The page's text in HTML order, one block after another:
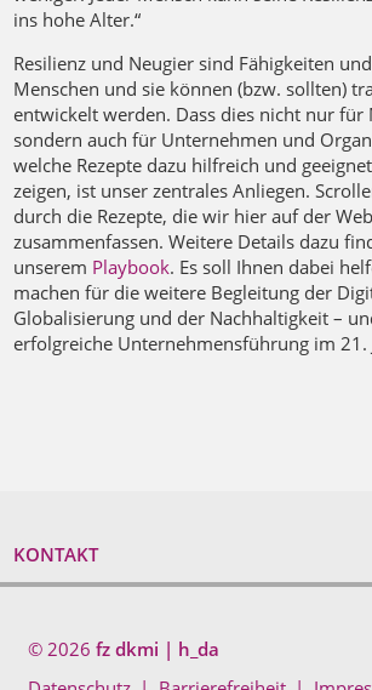
ins hohe Alter.“
Resilienz und Neugier sind Fähigkeiten
Menschen und sie können (bzw. sollten)
entwickelt werden. Dass dies nicht nur für
sondern auch für Unternehmen und
welche Rezepte dazu hilfreich und
zeigen, ist unser zentrales Anliegen.
durch die Rezepte, die wir hier auf der
zusammenfassen. Weitere Details dazu
unserem Playbook. Es soll Ihnen dabei
machen für die weitere Begleitung der
Globalisierung und der Nachhaltigkeit –
erfolgreiche Unternehmensführung im 21.
KONTAKT
© 2026 fz dkmi | h_da